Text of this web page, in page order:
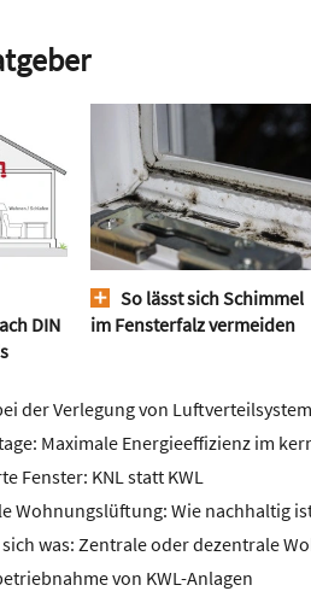
DIN
So lässt sich Schimmel
im Fensterfalz vermeiden
der Verlegung von
Maximale Energieeffizienz im
Fenster: KNL statt KWL
Wohnungslüftung: Wie nachhaltig
was: Zentrale oder dezentrale
von KWL-Anlagen